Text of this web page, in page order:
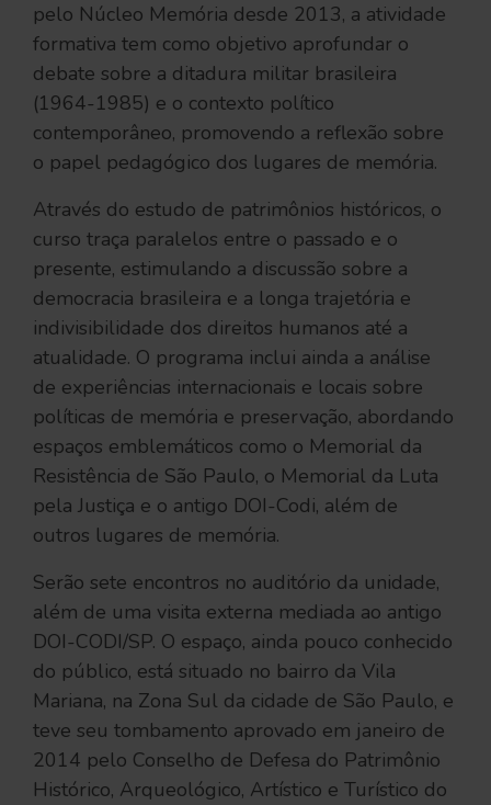
pelo Núcleo Memória desde 2013, a atividade
formativa tem como objetivo aprofundar o
debate sobre a ditadura militar brasileira
(1964-1985) e o contexto político
contemporâneo, promovendo a reflexão sobre
o papel pedagógico dos lugares de memória.
Através do estudo de patrimônios históricos, o
curso traça paralelos entre o passado e o
presente, estimulando a discussão sobre a
democracia brasileira e a longa trajetória e
indivisibilidade dos direitos humanos até a
atualidade. O programa inclui ainda a análise
de experiências internacionais e locais sobre
políticas de memória e preservação, abordando
espaços emblemáticos como o Memorial da
Resistência de São Paulo, o Memorial da Luta
pela Justiça e o antigo DOI-Codi, além de
outros lugares de memória.
Serão sete encontros no auditório da unidade,
além de uma visita externa mediada ao antigo
DOI-CODI/SP. O espaço, ainda pouco conhecido
do público, está situado no bairro da Vila
Mariana, na Zona Sul da cidade de São Paulo, e
teve seu tombamento aprovado em janeiro de
2014 pelo Conselho de Defesa do Patrimônio
Histórico, Arqueológico, Artístico e Turístico do